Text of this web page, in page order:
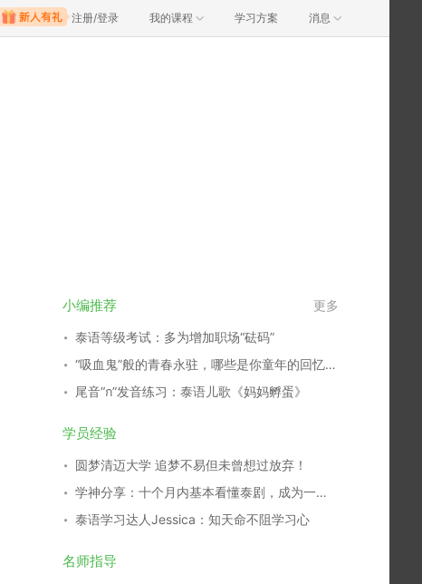
注册/登录 我的课程 学习方案 消息
小编推荐 更多
泰语等级考试：多为增加职场“砝码”
“吸血鬼”般的青春永驻，哪些是你童年的回忆？谁又俘获了你的心？
尾音“ก”发音练习：泰语儿歌《妈妈孵蛋》
学员经验
圆梦清迈大学 追梦不易但未曾想过放弃！
学神分享：十个月内基本看懂泰剧，成为一名泰剧翻译，我是这么学习的！
泰语学习达人Jessica：知天命不阻学习心
名师指导